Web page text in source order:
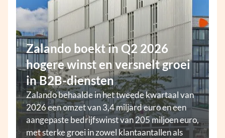
Zalando boekt in Q2 2026
hogere winst en versnelt groei
in B2B-diensten
Zalando behaalde in het tweede kwartaal van
2026 een omzet van 3,4 miljard euro en een
aangepaste bedrijfswinst van 205 miljoen euro,
met sterke groei in zowel klantaantallen als